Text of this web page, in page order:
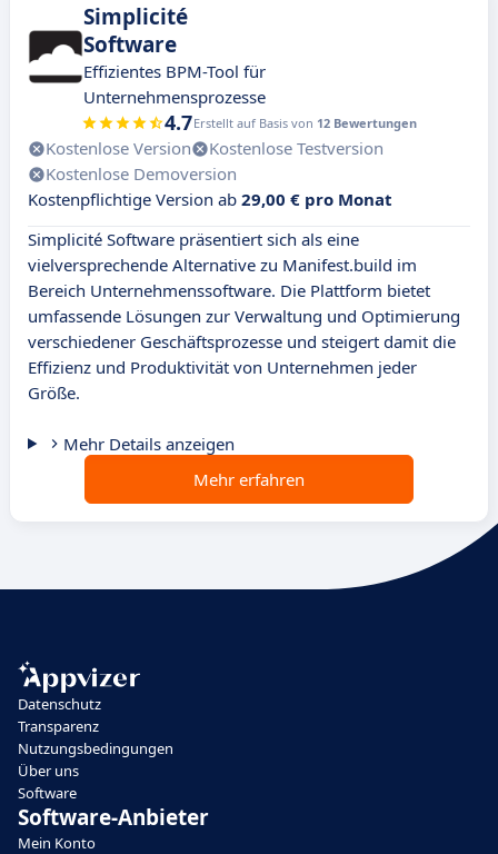
Simplicité
Software
Effizientes BPM-Tool für
Unternehmensprozesse
4.7Erstellt auf Basis von 12 Bewertungen
Kostenlose Version
Kostenlose Testversion
Kostenlose Demoversion
Kostenpflichtige Version ab 29,00 € pro Monat
Simplicité Software präsentiert sich als eine
vielversprechende Alternative zu Manifest.build im
Bereich Unternehmenssoftware. Die Plattform bietet
umfassende Lösungen zur Verwaltung und Optimierung
verschiedener Geschäftsprozesse und steigert damit die
Effizienz und Produktivität von Unternehmen jeder
Größe.
Mehr Details anzeigen
Mehr erfahren
Datenschutz
Transparenz
Nutzungsbedingungen
Über uns
Software
Software-Anbieter
Mein Konto